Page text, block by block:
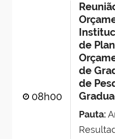
08h00
de
de
de
Pauta: